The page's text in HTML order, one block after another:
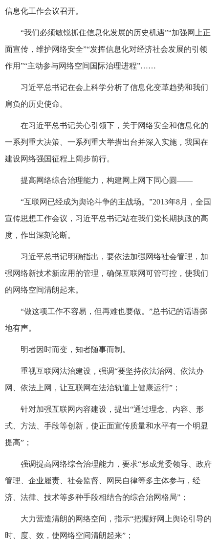
信息化工作会议召开。
“我们必须敏锐抓住信息化发展的历史机遇”“加强网上正
面宣传，维护网络安全”“发挥信息化对经济社会发展的引领
作用”“主动参与网络空间国际治理进程”……
习近平总书记在会上科学分析了信息化变革趋势和我们
肩负的历史使命。
在习近平总书记关心引领下，关于网络安全和信息化的
一系列重大决策、一系列重大举措出台并深入实施，我国在
建设网络强国征程上阔步前行。
提高网络综合治理能力，构建网上网下同心圆——
“互联网已经成为舆论斗争的主战场。”2013年8月，全国
宣传思想工作会议，习近平总书记站在我们党长期执政的高
度，作出深刻论断。
习近平总书记明确指出，要依法加强网络社会管理，加
强网络新技术新应用的管理，确保互联网可管可控，使我们
的网络空间清朗起来。
“做这项工作不容易，但再难也要做。”总书记的话语掷
地有声。
明者因时而变，知者随事而制。
重视互联网法治建设，强调“要坚持依法治网、依法办
网、依法上网，让互联网在法治轨道上健康运行”；
针对加强互联网内容建设，提出“通过理念、内容、形
式、方法、手段等创新，使正面宣传质量和水平有一个明显
提高”；
强调提高网络综合治理能力，要求“形成党委领导、政府
管理、企业履责、社会监督、网民自律等多主体参与，经
济、法律、技术等多种手段相结合的综合治网格局”；
大力营造清朗的网络空间，指示“把握好网上舆论引导的
时、度、效，使网络空间清朗起来”；